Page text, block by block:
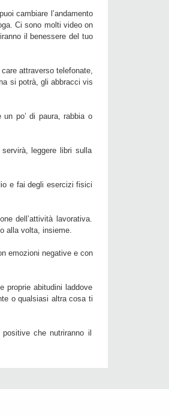
cambiare l’andamento
Ci sono molti video on
il benessere del tuo
attraverso telefonate,
si potrà, gli abbracci vis
po’ di paura, rabbia o
leggere libri sulla
e fai degli esercizi fisici
dell’attività lavorativa.
alla volta, insieme.
emozioni negative e con
proprie abitudini laddove
o qualsiasi altra cosa ti
che nutriranno il